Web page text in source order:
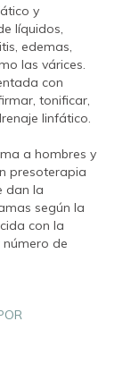
y
líquidos,
edemas,
las várices.
con
tonificar,
linfático.
a hombres y
presoterapia
dan la
según la
con la
de